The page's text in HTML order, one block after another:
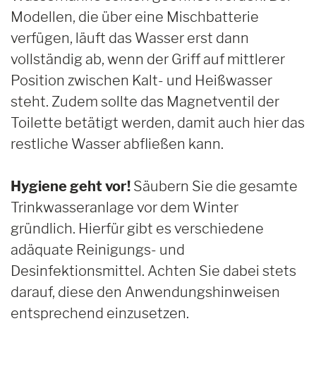
Modellen, die über eine Mischbatterie
verfügen, läuft das Wasser erst dann
vollständig ab, wenn der Griff auf mittlerer
Position zwischen Kalt- und Heißwasser
steht. Zudem sollte das Magnetventil der
Toilette betätigt werden, damit auch hier das
restliche Wasser abfließen kann.
Hygiene geht vor! Säubern Sie die gesamte
Trinkwasseranlage vor dem Winter
gründlich. Hierfür gibt es verschiedene
adäquate Reinigungs- und
Desinfektionsmittel. Achten Sie dabei stets
darauf, diese den Anwendungshinweisen
entsprechend einzusetzen.